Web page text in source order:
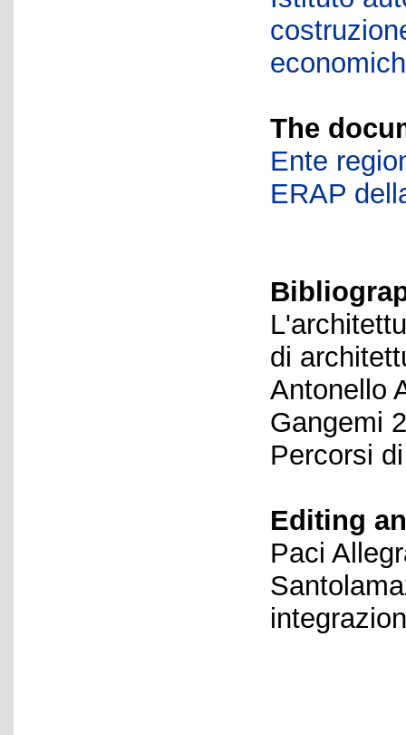
The
Ente
ERAP
di
Antonello
Gangemi
Percorsi
Editing
Paci